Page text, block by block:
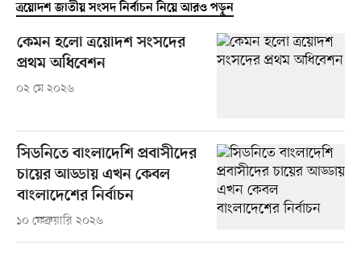
ত্রয়োদশ জাতীয় সংসদ নির্বাচন নিয়ে আরও পড়ুন
কেমন হলো ত্রয়োদশ সংসদের
প্রথম অধিবেশন
০২ মে ২০২৬
সিডনিতে বাংলাদেশি প্রবাসীদের
চায়ের আড্ডায় এখন কেবল
বাংলাদেশের নির্বাচন
১০ ফেব্রুয়ারি ২০২৬